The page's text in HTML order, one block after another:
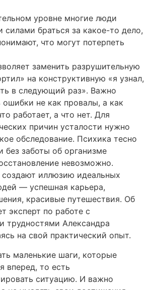
уровне многие люди
силами браться за какое-то дело,
что могут потерпеть
заменить разрушительную
на конструктивную «я узнал,
в следующий раз». Важно
не как провалы, а как
работает, а что нет. Для
причин усталости нужно
обследование. Психика тесно
без заботы об организме
невозможно.
иллюзию идеальных
— успешная карьера,
красивые путешествия. Об
эксперт по работе с
трудностями Александра
на свой практический опыт.
маленькие шаги, которые
вперед, то есть
ситуацию. И важно